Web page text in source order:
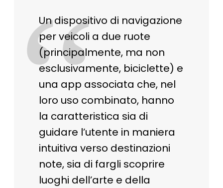
“
Un dispositivo di navigazione
per veicoli a due ruote
(principalmente, ma non
esclusivamente, biciclette) e
una app associata che, nel
loro uso combinato, hanno
la caratteristica sia di
guidare l’utente in maniera
intuitiva verso destinazioni
note, sia di fargli scoprire
luoghi dell’arte e della